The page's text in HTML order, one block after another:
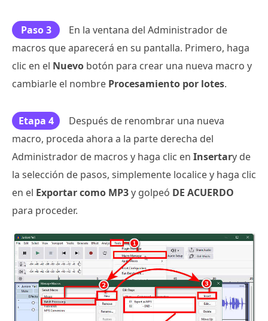
Paso 3
En la ventana del Administrador de
macros que aparecerá en su pantalla. Primero, haga
clic en el Nuevo botón para crear una nueva macro y
cambiarle el nombre Procesamiento por lotes.
Etapa 4
Después de renombrar una nueva
macro, proceda ahora a la parte derecha del
Administrador de macros y haga clic en Insertary de
la selección de pasos, simplemente localice y haga clic
en el Exportar como MP3y golpeó DE ACUERDO
para proceder.